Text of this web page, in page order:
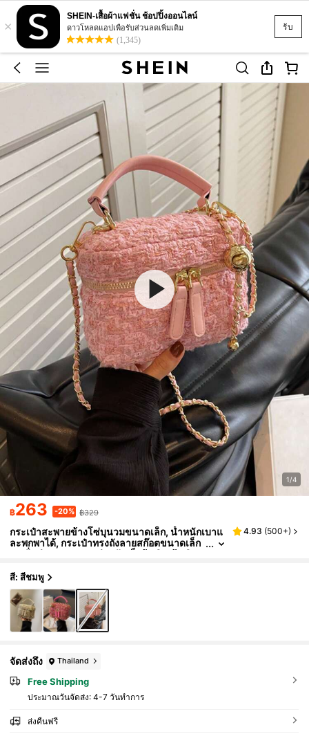
รับ
×
SHEIN-เสื้อผ้าแฟชั่น ช้อปปิ้งออนไลน์
ดาวโหลดแอปเพื่อรับส่วนลดเพิ่มเติม
(1,345)
1/4
฿263 -20% ฿329
กระเป๋าสะพายข้างโซ่บุนวมขนาดเล็ก, น้ำหนักเบาแ
ละพกพาได้, กระเป๋าทรงถังลายสก๊อตขนาดเล็ก
แฟชั่นลำลอง, เหมาะสำหรับเด็กผู้หญิง, ผู้หญิง,
านออฟฟิศ, ของใช้จำเป็นสำหรับฤดูใบไม้ร่วง/ฤดูหน
าว, ใช้ได้สำหรับทำงาน, ออฟฟิศ, เดินทาง, มหาวิทย
าลัย, ฤดูใบไม้ร่วง/ฤดูหนาว และกิจกรรมกลางแจ้ง
4.93 (500+)
สี: สีชมพู
จัดส่งถึง Thailand
Free Shipping
ประมาณวันจัดส่ง: 4-7 วันทำการ
ส่งคืนฟรี